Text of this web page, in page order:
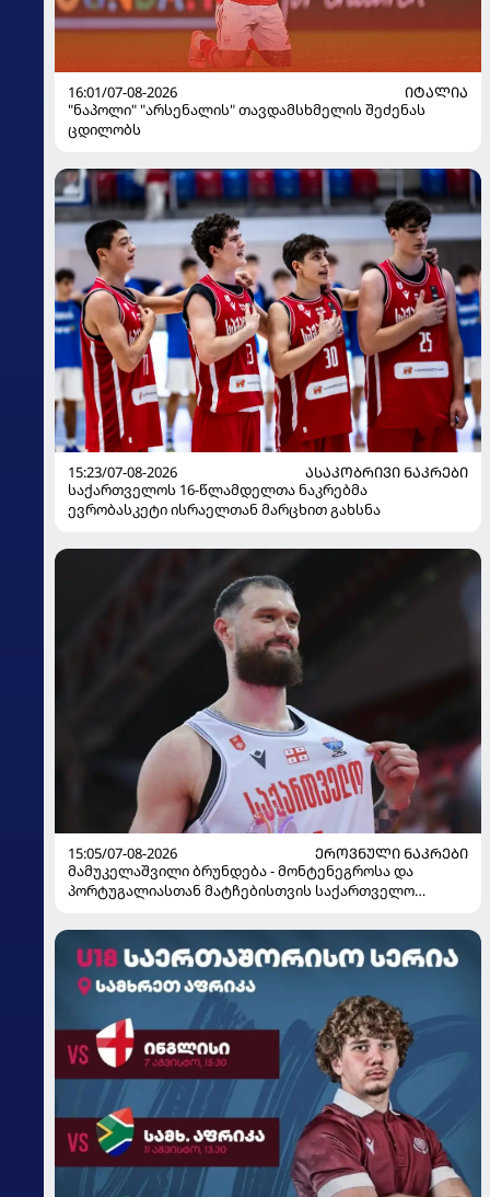
16:01/07-08-2026
ᲘᲢᲐᲚᲘᲐ
"ნაპოლი" "არსენალის" თავდამსხმელის შეძენას
ცდილობს
15:23/07-08-2026
ᲐᲡᲐᲙᲝᲑᲠᲘᲕᲘ ᲜᲐᲙᲠᲔᲑᲘ
საქართველოს 16-წლამდელთა ნაკრებმა
ევრობასკეტი ისრაელთან მარცხით გახსნა
15:05/07-08-2026
ᲔᲠᲝᲕᲜᲣᲚᲘ ᲜᲐᲙᲠᲔᲑᲘ
მამუკელაშვილი ბრუნდება - მონტენეგროსა და
პორტუგალიასთან მატჩებისთვის საქართველო